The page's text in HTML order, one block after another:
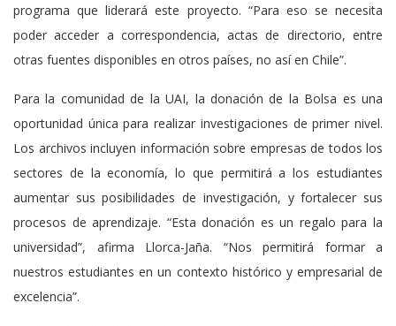
programa que liderará este proyecto. “Para eso se necesita
poder acceder a correspondencia, actas de directorio, entre
otras fuentes disponibles en otros países, no así en Chile”.
Para la comunidad de la UAI, la donación de la Bolsa es una
oportunidad única para realizar investigaciones de primer nivel.
Los archivos incluyen información sobre empresas de todos los
sectores de la economía, lo que permitirá a los estudiantes
aumentar sus posibilidades de investigación, y fortalecer sus
procesos de aprendizaje. “Esta donación es un regalo para la
universidad”, afirma Llorca-Jaña. “Nos permitirá formar a
nuestros estudiantes en un contexto histórico y empresarial de
excelencia”.